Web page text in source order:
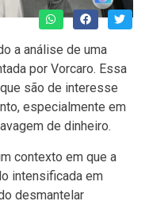
a análise de uma
por Vorcaro. Essa
são de interesse
especialmente em
de dinheiro.
contexto em que a
intensificada em
desmantelar